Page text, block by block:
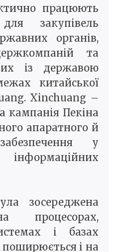
працюють
закупівель
органів,
та
із державою
китайської
Xinchuang –
кампанія Пекіна
апаратного й
у
зосереджена
процесорах,
і базах
поширюється і на